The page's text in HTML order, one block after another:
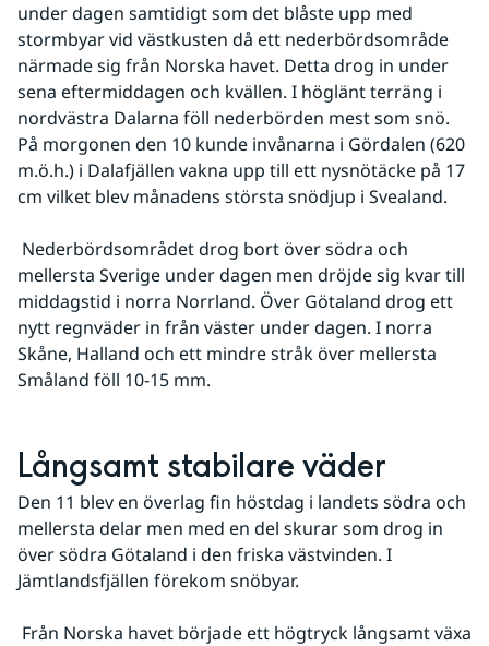
under dagen samtidigt som det blåste upp med
stormbyar vid västkusten då ett nederbördsområde
närmade sig från Norska havet. Detta drog in under
sena eftermiddagen och kvällen. I höglänt terräng i
nordvästra Dalarna föll nederbörden mest som snö.
På morgonen den 10 kunde invånarna i Gördalen (620
m.ö.h.) i Dalafjällen vakna upp till ett nysnötäcke på 17
cm vilket blev månadens största snödjup i Svealand.
mellersta Sverige under dagen men dröjde sig kvar till
middagstid i norra Norrland. Över Götaland drog ett
nytt regnväder in från väster under dagen. I norra
Skåne, Halland och ett mindre stråk över mellersta
Småland föll 10-15 mm.
Långsamt stabilare väder
Den 11 blev en överlag fin höstdag i landets södra och
mellersta delar men med en del skurar som drog in
över södra Götaland i den friska västvinden. I
Jämtlandsfjällen förekom snöbyar.